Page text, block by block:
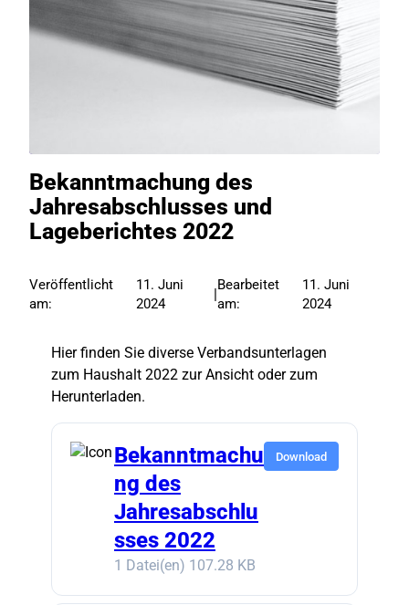
Bekanntmachung des
Jahresabschlusses und
Lageberichtes 2022
Veröffentlicht
am:
11. Juni
2024
|
Bearbeitet
am:
11. Juni
2024
Hier finden Sie diverse Verbandsunterlagen
zum Haushalt 2022 zur Ansicht oder zum
Herunterladen.
Bekanntmachu
ng des
Jahresabschlu
sses 2022
1 Datei(en) 107.28 KB
Download